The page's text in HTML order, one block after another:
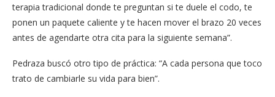
terapia tradicional donde te preguntan si te duele el codo, te
ponen un paquete caliente y te hacen mover el brazo 20 veces
antes de agendarte otra cita para la siguiente semana”.
Pedraza buscó otro tipo de práctica: “A cada persona que toco
trato de cambiarle su vida para bien”.